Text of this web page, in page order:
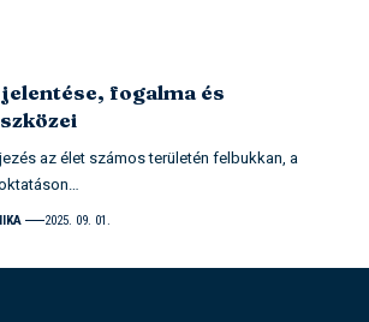
fogalma és
az élet számos területén felbukkan, a
2025. 09. 01.